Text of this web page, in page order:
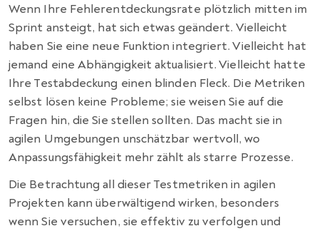
Wenn Ihre Fehlerentdeckungsrate plötzlich mitten im
Sprint ansteigt, hat sich etwas geändert. Vielleicht
haben Sie eine neue Funktion integriert. Vielleicht hat
jemand eine Abhängigkeit aktualisiert. Vielleicht hatte
Ihre Testabdeckung einen blinden Fleck. Die Metriken
selbst lösen keine Probleme; sie weisen Sie auf die
Fragen hin, die Sie stellen sollten. Das macht sie in
agilen Umgebungen unschätzbar wertvoll, wo
Anpassungsfähigkeit mehr zählt als starre Prozesse.
Die Betrachtung all dieser Testmetriken in agilen
Projekten kann überwältigend wirken, besonders
wenn Sie versuchen, sie effektiv zu verfolgen und